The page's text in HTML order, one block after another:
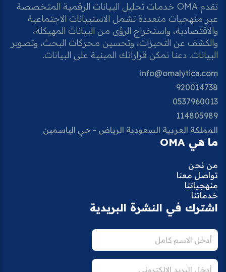
تقدم OMA خدمات تحليل البيانات الرقمية المتخصصة
عبر منهجيات متعددة تشمل الاستبيانات الاجتماعية
والاقتصادية، واستخراج الرؤى من البيانات المهيكلة،
والكشف عن التحيزات، وتحسين محركات البحث، وتصوير
البيانات. دعنا نمكن قراراتك المبنية على البيانات.
info@omalytica.com
920014738
0537960013
114805989
المملكة العربية السعودية الرياض - حي الياسمين
ما هي OMA
من نحن
تواصل معنا
منهجياتنا
خدماتنا
اشترك في النشرة البريدية